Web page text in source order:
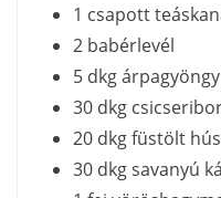
1 csapott
2 babérlevél
5 dkg árpagyöngy
30 dkg
20 dkg füstölt
30 dkg savanyú